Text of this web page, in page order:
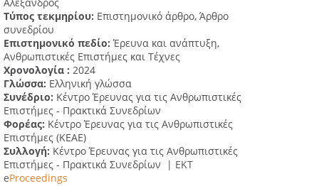
Τύπος τεκμηρίου: Επιστημονικό άρθρο, Άρθρο
συνεδρίου
Επιστημονικό πεδίο:Έρευνα και ανάπτυξη,
Ανθρωπιστικές Επιστήμες και Τέχνες
Χρονολογία : 2024
Γλώσσα: Ελληνική γλώσσα
Συνέδριο: Κέντρο Έρευνας για τις Ανθρωπιστικές
Επιστήμες - Πρακτικά Συνεδρίων
Φορέας: Κέντρο Έρευνας για τις Ανθρωπιστικές
Επιστήμες (ΚΕΑΕ)
Συλλογή: Κέντρο Έρευνας για τις Ανθρωπιστικές
Επιστήμες - Πρακτικά Συνεδρίων | ΕΚΤ
eProceedings